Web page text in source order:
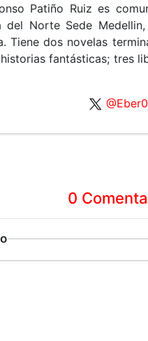
Patiño Ruiz es
del Norte Sede
Tiene dos novelas
fantásticas; tres
0